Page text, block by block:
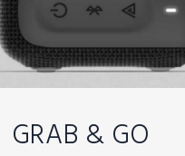
GRAB & GO